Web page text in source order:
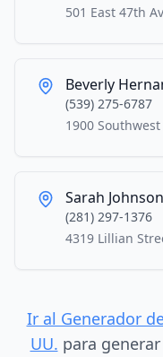
501 East 47th
Beverly
(539) 275-6787
1900
Sarah Johnson
(281) 297-1376
4319 Lillian
Ir al Generador
UU. para